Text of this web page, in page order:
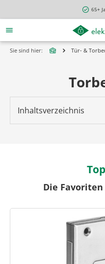
65+
Sie sind hier: Tür- &
Inhaltsverzeichnis
Die
Produktgalerie